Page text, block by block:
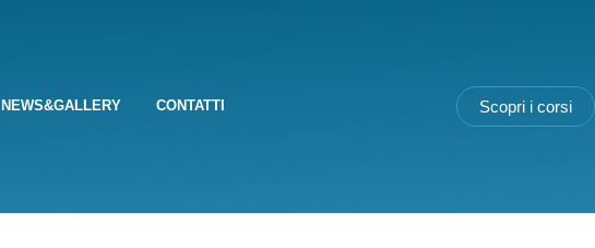
NEWS&GALLERY CONTATTI Scopri i corsi